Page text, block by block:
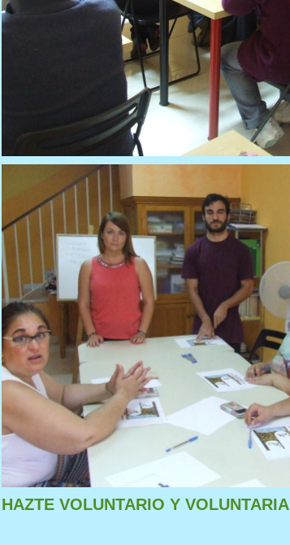
HAZTE VOLUNTARIO Y VOLUNTARIA